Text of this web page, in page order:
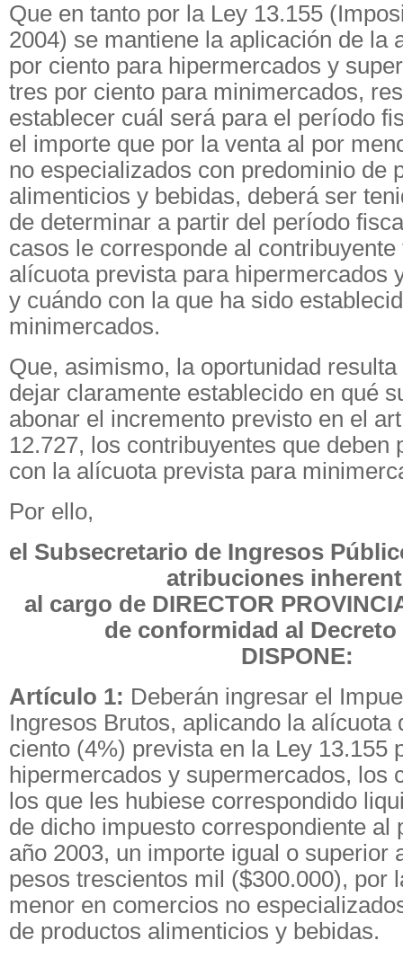
Que en tanto por la Ley 13.155
2004) se mantiene la aplicación de la
por ciento para hipermercados y
tres por ciento para minimercados,
establecer cuál será para el período
el importe que por la venta al por
no especializados con predominio de
alimenticios y bebidas, deberá ser
de determinar a partir del período
casos le corresponde al
alícuota prevista para hipermercados
y cuándo con la que ha sido
minimercados.
Que, asimismo, la oportunidad
dejar claramente establecido en qué
abonar el incremento previsto en el
12.727, los contribuyentes que deben
con la alícuota prevista para
Por ello,
el Subsecretario de Ingresos
atribuciones
al cargo de DIRECTOR
de conformidad al Decreto
DISPONE:
Artículo 1: Deberán ingresar el
Ingresos Brutos, aplicando la alícuota
ciento (4%) prevista en la Ley 13.155
hipermercados y supermercados, los
los que les hubiese correspondido
de dicho impuesto correspondiente al
año 2003, un importe igual o superior
pesos trescientos mil ($300.000), por
menor en comercios no
de productos alimenticios y bebidas.